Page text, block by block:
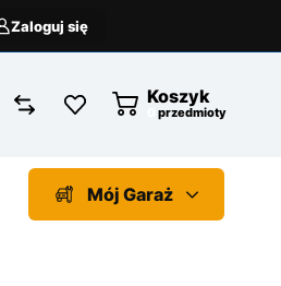
Zaloguj się
Koszyk
przedmioty
Mój Garaż